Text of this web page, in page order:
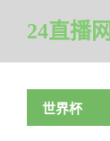
24直播网
世界杯